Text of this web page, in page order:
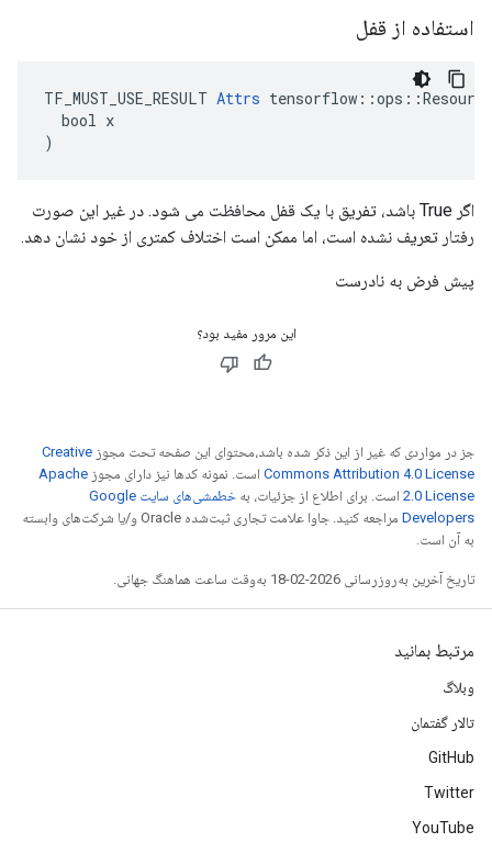
استفاده از قفل
TF_MUST_USE_RESULT Attrs
  bool x
)
اگر True باشد، تفریق با یک قفل محافظت می شود. در غیر این صورت
رفتار تعریف نشده است، اما ممکن است اختلاف کمتری از خود نشان دهد.
پیش فرض به نادرست
این مرور مفید بود؟
جز در مواردی که غیر از این ذکر شده باشد،‌محتوای این صفحه تحت مجوز Creative
Commons Attribution 4.0 License است. نمونه کدها نیز دارای مجوز Apache
2.0 License است. برای اطلاع از جزئیات، به
خطمشی‌های سایت Google
Developers‏
مراجعه کنید. جاوا علامت تجاری ثبت‌شده Oracle و/یا شرکت‌های وابسته
به آن است.
تاریخ آخرین به‌روزرسانی 2026-02-18 به‌وقت ساعت هماهنگ جهانی.
مرتبط بمانید
وبلاگ
تالار گفتمان
GitHub
Twitter
YouTube